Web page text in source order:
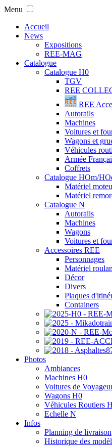
Menu
Accueil
News
Expositions
REE-MAG
Catalogue
Catalogue H0
TGV
REE
REE
Autorails
Machines
Voitures et
Wagons et
Véhicules
Armée
Coffrets
Catalogue HOm/
Matériel
Matériel
Catalogue N
Autorails
Machines
Wagons
Voitures et
Accessoires REE
Personnages
Matériel
Décor
Divers
Plaques
Containers
Photos
Ambiances
Machines H0
Voitures de
Wagons H0
Véhicules Routiers
Echelle N
Infos
Planning de livraison
Historique des